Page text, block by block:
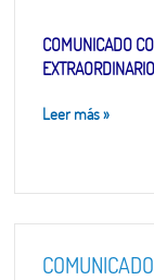
COMUNICADO
Leer más»